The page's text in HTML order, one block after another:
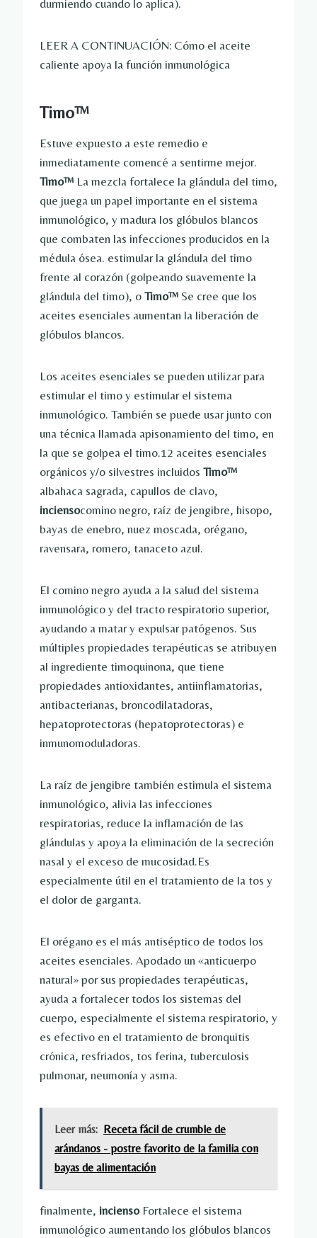
durmiendo cuando lo aplica).
LEER A CONTINUACIÓN: Cómo el aceite
caliente apoya la función inmunológica
Timo™
Estuve expuesto a este remedio e
inmediatamente comencé a sentirme mejor.
Timo™ La mezcla fortalece la glándula del timo,
que juega un papel importante en el sistema
inmunológico, y madura los glóbulos blancos
que combaten las infecciones producidos en la
médula ósea. estimular la glándula del timo
frente al corazón (golpeando suavemente la
glándula del timo), o Timo™ Se cree que los
aceites esenciales aumentan la liberación de
glóbulos blancos.
Los aceites esenciales se pueden utilizar para
estimular el timo y estimular el sistema
inmunológico. También se puede usar junto con
una técnica llamada apisonamiento del timo, en
la que se golpea el timo.12 aceites esenciales
orgánicos y/o silvestres incluidos Timo™
albahaca sagrada, capullos de clavo,
inciensocomino negro, raíz de jengibre, hisopo,
bayas de enebro, nuez moscada, orégano,
ravensara, romero, tanaceto azul.
El comino negro ayuda a la salud del sistema
inmunológico y del tracto respiratorio superior,
ayudando a matar y expulsar patógenos. Sus
múltiples propiedades terapéuticas se atribuyen
al ingrediente timoquinona, que tiene
propiedades antioxidantes, antiinflamatorias,
antibacterianas, broncodilatadoras,
hepatoprotectoras (hepatoprotectoras) e
inmunomoduladoras.
La raíz de jengibre también estimula el sistema
inmunológico, alivia las infecciones
respiratorias, reduce la inflamación de las
glándulas y apoya la eliminación de la secreción
nasal y el exceso de mucosidad.Es
especialmente útil en el tratamiento de la tos y
el dolor de garganta.
El orégano es el más antiséptico de todos los
aceites esenciales. Apodado un «anticuerpo
natural» por sus propiedades terapéuticas,
ayuda a fortalecer todos los sistemas del
cuerpo, especialmente el sistema respiratorio, y
es efectivo en el tratamiento de bronquitis
crónica, resfriados, tos ferina, tuberculosis
pulmonar, neumonía y asma.
Leer más: Receta fácil de crumble de
arándanos - postre favorito de la familia con
bayas de alimentación
finalmente, inciensoFortalece el sistema
inmunológico aumentando los glóbulos blancos